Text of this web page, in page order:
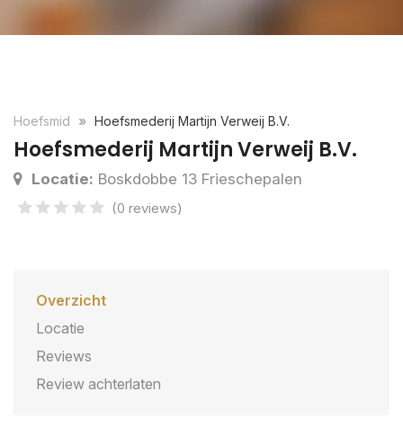
Hoefsmid Hoefsmederij Martijn Verweij B.V.
Hoefsmederij Martijn Verweij B.V.
Locatie: Boskdobbe 13 Frieschepalen
(0 reviews)
Overzicht
Locatie
Reviews
Review achterlaten